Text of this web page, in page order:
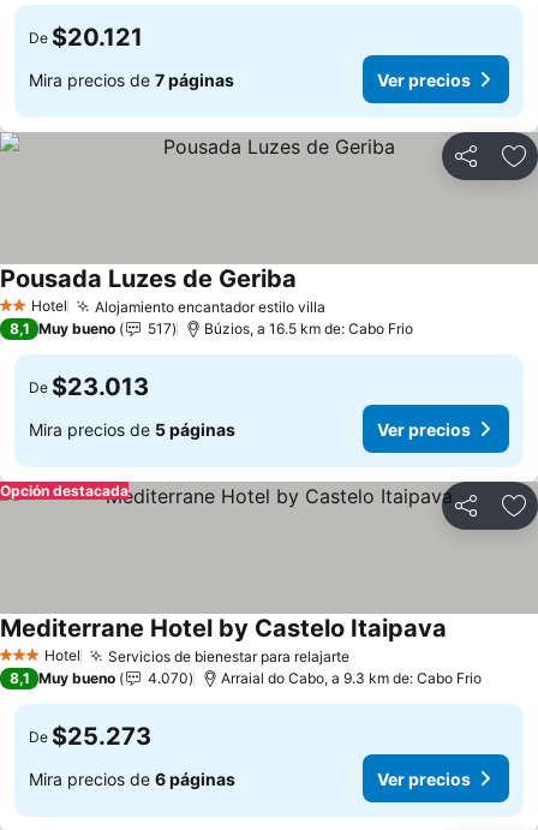
De $20.121
Mira precios de 7 páginas Ver precios
Compartir
2 Estrellas
Hotel Alojamiento encantador estilo villa
Pousada Luzes de Geriba
8,1 Muy bueno 517 Búzios, a 16.5 km de: Cabo Frio
De $23.013
Mira precios de 5 páginas Ver precios
Compartir
Opción destacada
3 Estrellas
Hotel Servicios de bienestar para relajarteVer precios
Mediterrane Hotel by Castelo Itaipava
8,1 Muy bueno 4.070 Arraial do Cabo, a 9.3 km de: Cabo Frio
De $25.273
Mira precios de 6 páginas Ver precios